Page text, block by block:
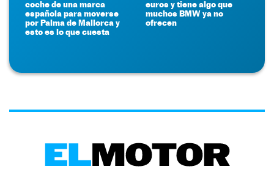
coche de una marca
española para moverse
por Palma de Mallorca y
esto es lo que cuesta
euros y tiene algo que
muchos BMW ya no
ofrecen